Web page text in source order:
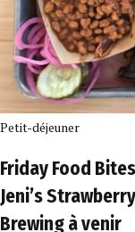
Petit-déjeuner
Friday Food
Jeni’s
Brewing à venir